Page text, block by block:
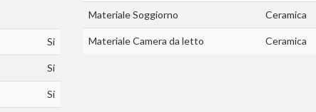
Si
Si
Si
Materiale Soggiorno Ceramica
Materiale Camera da letto Ceramica